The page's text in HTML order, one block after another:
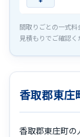
間取りごとの一式
見積もりでご確認く
香取郡東庄
香取郡東庄町